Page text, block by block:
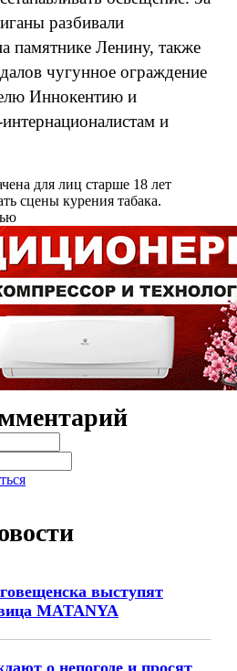
разбивали
памятнике Ленину, также
чугунное ограждение
Иннокентию и
и
для лиц старше 18 лет
сцены курения табака.
выступят
MATANYA
о непогоде и просят